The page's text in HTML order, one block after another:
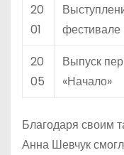
20
01
20
05
Выпуск
«Начало»
Благодаря своим
Анна Шевчук